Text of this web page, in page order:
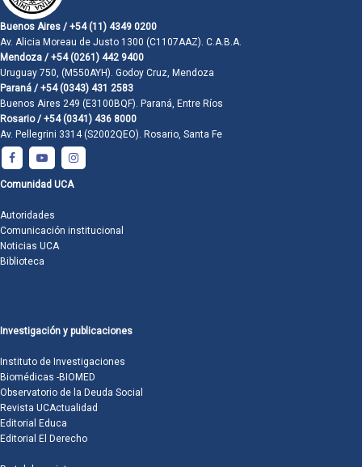
Buenos Aires / +54 (11) 4349 0200
Av. Alicia Moreau de Justo 1300 (C1107AAZ). C.A.B.A.
Mendoza / +54 (0261) 442 9400
Uruguay 750, (M550AYH). Godoy Cruz, Mendoza
Paraná / +54 (0343) 431 2583
Buenos Aires 249 (E3100BQF). Paraná, Entre Ríos
Rosario / +54 (0341) 436 8000
Av. Pellegrini 3314 (S2002QEO). Rosario, Santa Fe
Comunidad UCA
Autoridades
Comunicación institucional
Noticias UCA
Biblioteca
Investigación y publicaciones
Instituto de Investigaciones
Biomédicas -BIOMED
Observatorio de la Deuda Social
Revista UCActualidad
Editorial Educa
Editorial El Derecho